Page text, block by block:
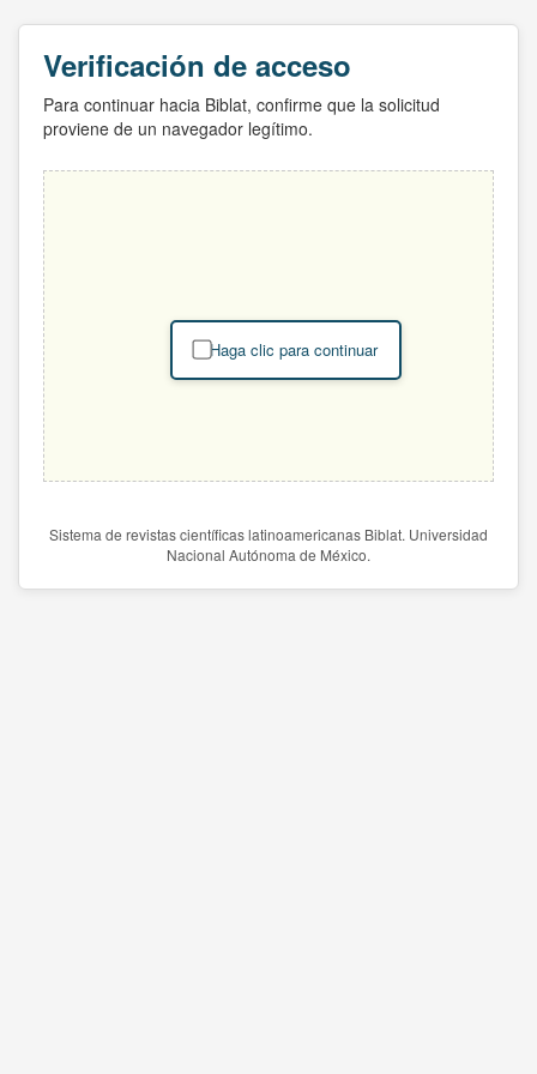
Verificación de acceso
Para continuar hacia Biblat, confirme que la solicitud
proviene de un navegador legítimo.
Haga clic para continuar
Sistema de revistas científicas latinoamericanas Biblat. Universidad
Nacional Autónoma de México.